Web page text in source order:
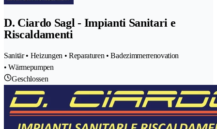
D. Ciardo Sagl - Impianti Sanitari e
Riscaldamenti
Sanitär • Heizungen • Reparaturen • Badezimmerrenovation
• Wärmepumpen
Geschlossen